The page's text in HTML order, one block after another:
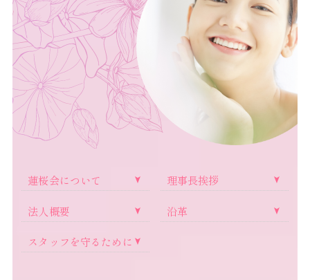
蓮桜会について 理事長挨拶
法人概要 沿革
スタッフを守るために